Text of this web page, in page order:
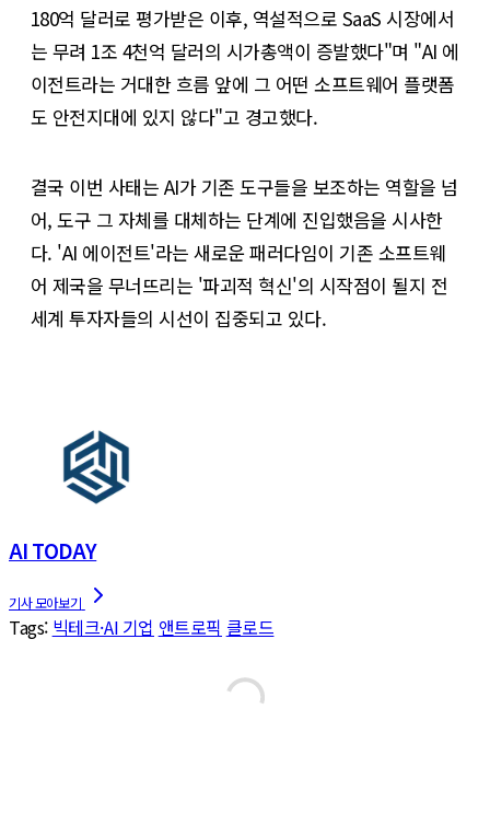
180억 달러로 평가받은 이후, 역설적으로 SaaS 시장에서
는 무려 1조 4천억 달러의 시가총액이 증발했다"며 "AI 에
이전트라는 거대한 흐름 앞에 그 어떤 소프트웨어 플랫폼
도 안전지대에 있지 않다"고 경고했다.
결국 이번 사태는 AI가 기존 도구들을 보조하는 역할을 넘
어, 도구 그 자체를 대체하는 단계에 진입했음을 시사한
다. 'AI 에이전트'라는 새로운 패러다임이 기존 소프트웨
어 제국을 무너뜨리는 '파괴적 혁신'의 시작점이 될지 전
세계 투자자들의 시선이 집중되고 있다.
AI TODAY
Tags: 빅테크·AI 기업 앤트로픽 클로드